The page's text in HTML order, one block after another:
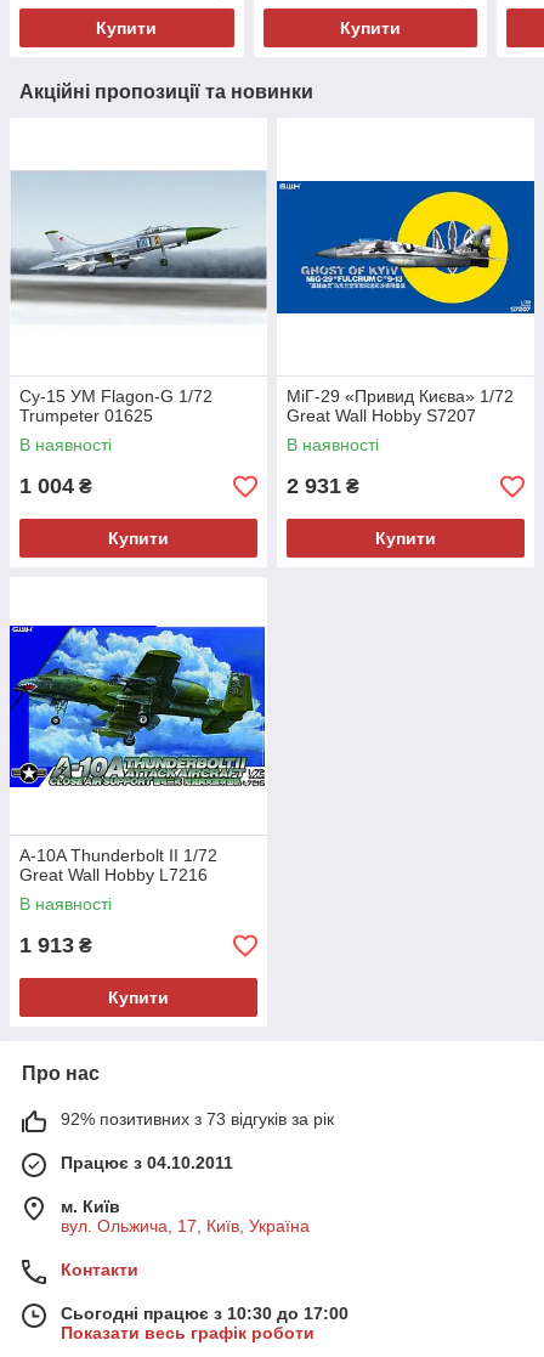
Купити Купити
Акційні пропозиції та новинки
Су-15 УМ Flagon-G 1/72
Trumpeter 01625
В наявності
1 004 ₴
Купити
МіГ-29 «Привид Києва» 1/72
Great Wall Hobby S7207
В наявності
2 931 ₴
Купити
A-10A Thunderbolt II 1/72
Great Wall Hobby L7216
В наявності
1 913 ₴
Купити
Про нас
92% позитивних з 73 відгуків за рік
Працює з 04.10.2011
м. Київ
вул. Ольжича, 17, Київ, Україна
Контакти
Сьогодні працює з 10:30 до 17:00
Показати весь графік роботи